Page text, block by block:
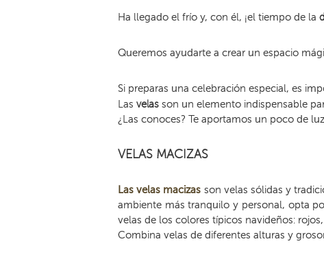
Ha llegado el frío y, con él, ¡el tiempo de la
Queremos ayudarte a crear un espacio
Si preparas una celebración especial, es
Las velas son un elemento indispensable
¿Las conoces? Te aportamos un poco de
VELAS MACIZAS
Las velas macizas son velas sólidas y
ambiente más tranquilo y personal, opta
velas de los colores típicos navideños:
Combina velas de diferentes alturas y